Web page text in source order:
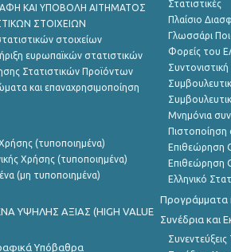
ΚΑΙ ΥΠΟΒΟΛΗ ΑΙΤΗΜΑΤΟΣ
ΣΤΟΙΧΕΙΩΝ
στοιχείων
ευρωπαϊκών στατιστικών
Στατιστικών Προϊόντων
και επαναχρησιμοποίηση
(τυποποιημένα)
Χρήσης (τυποποιημένα)
(μη τυποποιημένα)
ΥΨΗΛΗΣ ΑΞΙΑΣ (HIGH VALUE
Υπόβαθρα
Στατιστικές
Πλαίσιο
Γλωσσάρι
Φορείς του
Μνημόνια
Πιστοποίηση
Επιθεώρηση
Επιθεώρηση
Ελληνικό
Προγράμματα
Συνέδρια και